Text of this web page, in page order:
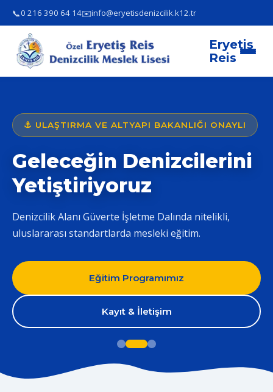
📞0 216 390 64 14✉️info@eryetisdenizcilik.k12.tr
Eryetiş
Reis
⚓ ULAŞTIRMA VE ALTYAPI BAKANLIĞI ONAYLI
Geleceğin Denizcilerini
Yetiştiriyoruz
Denizcilik Alanı Güverte İşletme Dalında nitelikli,
uluslararası standartlarda mesleki eğitim.
Eğitim Programımız
Kayıt & İletişim